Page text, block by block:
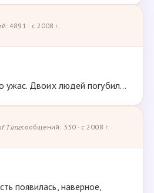
4891 · с 2008 г.
ужас. Двоих людей погубил...
Timeсообщений: 330 · с 2008 г.
появилась, наверное,